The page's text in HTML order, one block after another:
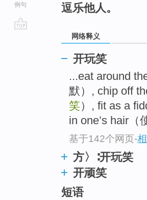
例句
逗乐他人。
网络释义
开玩笑
...eat around
默）, chip off
笑）, fit as a
in one’s hair（
基于142个网页-
方〉∶开玩笑
开顽笑
短语